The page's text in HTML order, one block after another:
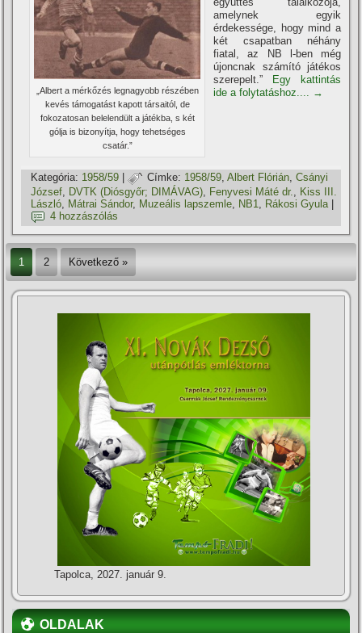
„Albert a mérkőzés legnagyobb részében
kevés támogatást kapott társaitól, de
fokozatosan belelendült a játékba, s két
gólja is bizonyí­tja, hogy tehetséges
csatár.”
amelynek egyik
érdekessége, hogy mind a
két csapatban néhány
fiatal, az NB l-ben még
újoncnak számí­tó játékos
szerepelt.”
Egy kattintás
ide a folytatáshoz.... →
Kategória: 1958/59 | Címke: 1958/59,Albert Flórián,Csányi
József, DVTK (Diósgyőr; DIMÁVAG), Fenyvesi Máté dr., Kiss III.
László, Mátrai Sándor, Muzeális lapszemle, NB1, Rákosi Gyula|
4 hozzászólás
1 2 Következő »
Tapolca, 2027. január 9.
OLDALAK